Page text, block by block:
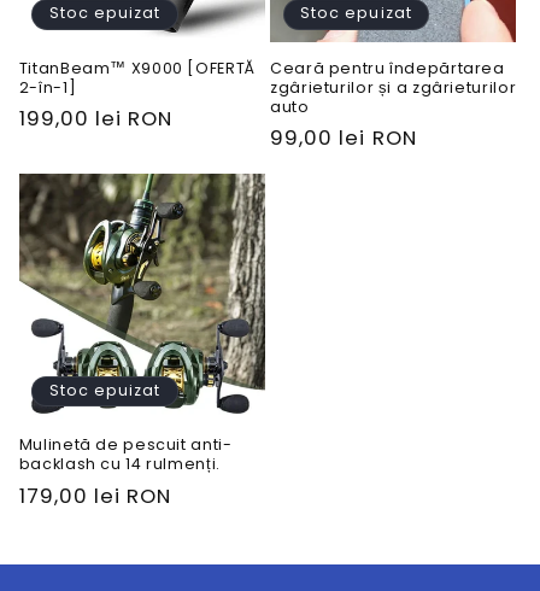
Stoc epuizat
TitanBeam™ X9000 [OFERTĂ
2-în-1]
Preț
199,00 lei RON
Stoc epuizat
Ceară pentru îndepărtarea
zgârieturilor și a zgârieturilor
auto
Preț
99,00 lei RON
Stoc epuizat
Mulinetă de pescuit anti-
backlash cu 14 rulmenți.
Preț
179,00 lei RON